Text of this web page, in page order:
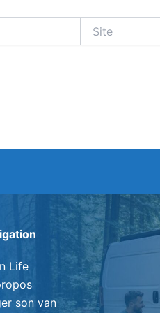
Life
son van